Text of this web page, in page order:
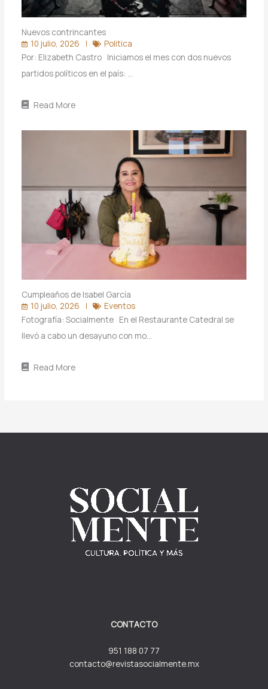
Nuevos contrincantes
10 julio, 2026
Politica
Por: Elizabeth Castro Iniciamos el mes con dos nuevos
partidos políticos en el país: …
Read More
Cumpleaños de Isabel García
10 julio, 2026
Eventos
Fotografía: Socialmente En el Restaurante Catedral se
llevó a cabo un desayuno con mo…
Read More
CONTACTO
951 188 07 77
contacto@revistasocialmente.mx